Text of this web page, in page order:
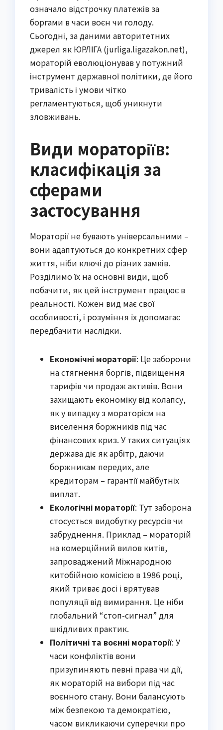
означало відстрочку платежів за
боргами в часи воєн чи голоду.
Сьогодні, за даними авторитетних
джерел як ЮРЛІГА (jurliga.ligazakon.net),
мораторій еволюціонував у потужний
інструмент державної політики, де його
тривалість і умови чітко
регламентуються, щоб уникнути
зловживань.
Види мораторіїв:
класифікація за
сферами
застосування
Мораторії не бувають універсальними –
вони адаптуються до конкретних сфер
життя, ніби ключі до різних замків.
Розділимо їх на основні види, щоб
побачити, як цей інструмент працює в
реальності. Кожен вид має свої
особливості, і розуміння їх допомагає
передбачити наслідки.
Економічні мораторії: Це заборони
на стягнення боргів, підвищення
тарифів чи продаж активів. Вони
захищають економіку від колапсу,
як у випадку з мораторієм на
виселення боржників під час
фінансових криз. У таких ситуаціях
держава діє як арбітр, даючи
боржникам передих, але
кредиторам – гарантії майбутніх
виплат.
Екологічні мораторії: Тут заборона
стосується видобутку ресурсів чи
забруднення. Приклад – мораторій
на комерційний вилов китів,
запроваджений Міжнародною
китобійною комісією в 1986 році,
який триває досі і врятував
популяції від вимирання. Це ніби
глобальний “стоп-сигнал” для
шкідливих практик.
Політичні та воєнні мораторії: У
часи конфліктів вони
призупиняють певні права чи дії,
як мораторій на вибори під час
воєнного стану. Вони балансують
між безпекою та демократією,
часом викликаючи суперечки про